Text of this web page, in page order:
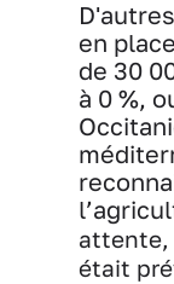
en
de 30
à 0 %,
attente,
était